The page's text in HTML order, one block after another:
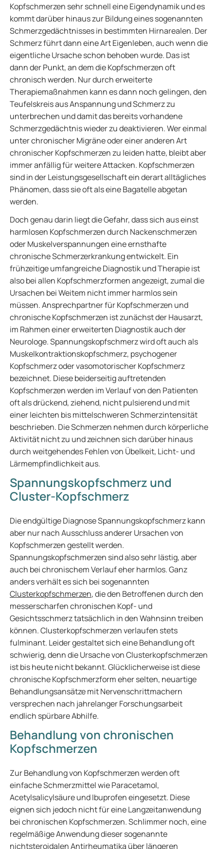
Kopfschmerzen sehr schnell eine Eigendynamik und es
kommt darüber hinaus zur Bildung eines sogenannten
Schmerzgedächtnisses in bestimmten Hirnarealen. Der
Schmerz führt dann eine Art Eigenleben, auch wenn die
eigentliche Ursache schon behoben wurde. Das ist
dann der Punkt, an dem die Kopfschmerzen oft
chronisch werden. Nur durch erweiterte
Therapiemaßnahmen kann es dann noch gelingen, den
Teufelskreis aus Anspannung und Schmerz zu
unterbrechen und damit das bereits vorhandene
Schmerzgedächtnis wieder zu deaktivieren. Wer einmal
unter chronischer Migräne oder einer anderen Art
chronischer Kopfschmerzen zu leiden hatte, bleibt aber
immer anfällig für weitere Attacken. Kopfschmerzen
sind in der Leistungsgesellschaft ein derart alltägliches
Phänomen, dass sie oft als eine Bagatelle abgetan
werden.
Doch genau darin liegt die Gefahr, dass sich aus einst
harmlosen Kopfschmerzen durch Nackenschmerzen
oder Muskelverspannungen eine ernsthafte
chronische Schmerzerkrankung entwickelt. Ein
frühzeitige umfangreiche Diagnostik und Therapie ist
also bei allen Kopfschmerzformen angezeigt, zumal die
Ursachen bei Weitem nicht immer harmlos sein
müssen. Ansprechpartner für Kopfschmerzen und
chronische Kopfschmerzen ist zunächst der Hausarzt,
im Rahmen einer erweiterten Diagnostik auch der
Neurologe. Spannungskopfschmerz wird oft auch als
Muskelkontraktionskopfschmerz, psychogener
Kopfschmerz oder vasomotorischer Kopfschmerz
bezeichnet. Diese beiderseitig auftretenden
Kopfschmerzen werden im Verlauf von den Patienten
oft als drückend, ziehend, nicht pulsierend und mit
einer leichten bis mittelschweren Schmerzintensität
beschrieben. Die Schmerzen nehmen durch körperliche
Aktivität nicht zu und zeichnen sich darüber hinaus
durch weitgehendes Fehlen von Übelkeit, Licht- und
Lärmempfindlichkeit aus.
Spannungskopfschmerz und
Cluster-Kopfschmerz
Die endgültige Diagnose Spannungskopfschmerz kann
aber nur nach Ausschluss anderer Ursachen von
Kopfschmerzen gestellt werden.
Spannungskopfschmerzen sind also sehr lästig, aber
auch bei chronischem Verlauf eher harmlos. Ganz
anders verhält es sich bei sogenannten
Clusterkopfschmerzen, die den Betroffenen durch den
messerscharfen chronischen Kopf- und
Gesichtsschmerz tatsächlich in den Wahnsinn treiben
können. Clusterkopfschmerzen verlaufen stets
fulminant. Leider gestaltet sich eine Behandlung oft
schwierig, denn die Ursache von Clusterkopfschmerzen
ist bis heute nicht bekannt. Glücklicherweise ist diese
chronische Kopfschmerzform eher selten, neuartige
Behandlungsansätze mit Nervenschrittmachern
versprechen nach jahrelanger Forschungsarbeit
endlich spürbare Abhilfe.
Behandlung von chronischen
Kopfschmerzen
Zur Behandlung von Kopfschmerzen werden oft
einfache Schmerzmittel wie Paracetamol,
Acetylsalicylsäure und Ibuprofen eingesetzt. Diese
eignen sich jedoch nicht für eine Langzeitanwendung
bei chronischen Kopfschmerzen. Schlimmer noch, eine
regelmäßige Anwendung dieser sogenannte
nichtsteroidalen Antirheumatika über längeren